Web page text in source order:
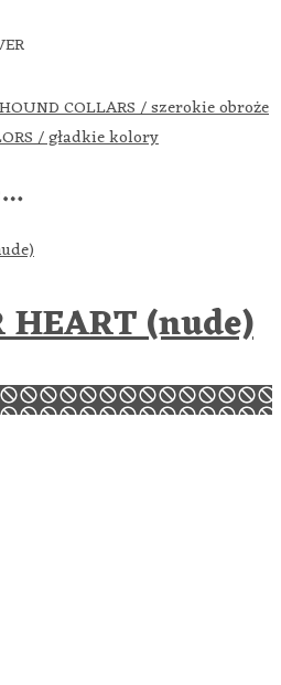
COLLARS / szerokie obroże
/ gładkie kolory
HEART (nude)